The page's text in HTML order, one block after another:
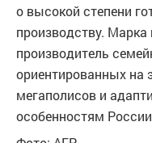
о высокой степени
производству. Марка
производитель
ориентированных на
мегаполисов и
особенностям